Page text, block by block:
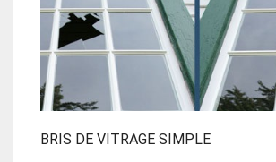
BRIS DE VITRAGE SIMPLE